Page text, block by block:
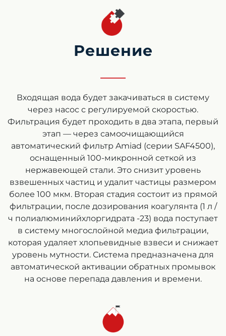
Решение
Входящая вода будет закачиваться в систему
через насос с регулируемой скоростью.
Фильтрация будет проходить в два этапа, первый
этап — через самоочищающийся
автоматический фильтр Amiad (серии SAF4500),
оснащенный 100-микронной сеткой из
нержавеющей стали. Это снизит уровень
взвешенных частиц и удалит частицы размером
более 100 мкм. Вторая стадия состоит из прямой
фильтрации, после дозирования коагулянта (1 л /
ч полиалюминийхлоргидрата -23) вода поступает
в систему многослойной медиа фильтрации,
которая удаляет хлопьевидные взвеси и снижает
уровень мутности. Система предназначена для
автоматической активации обратных промывок
на основе перепада давления и времени.